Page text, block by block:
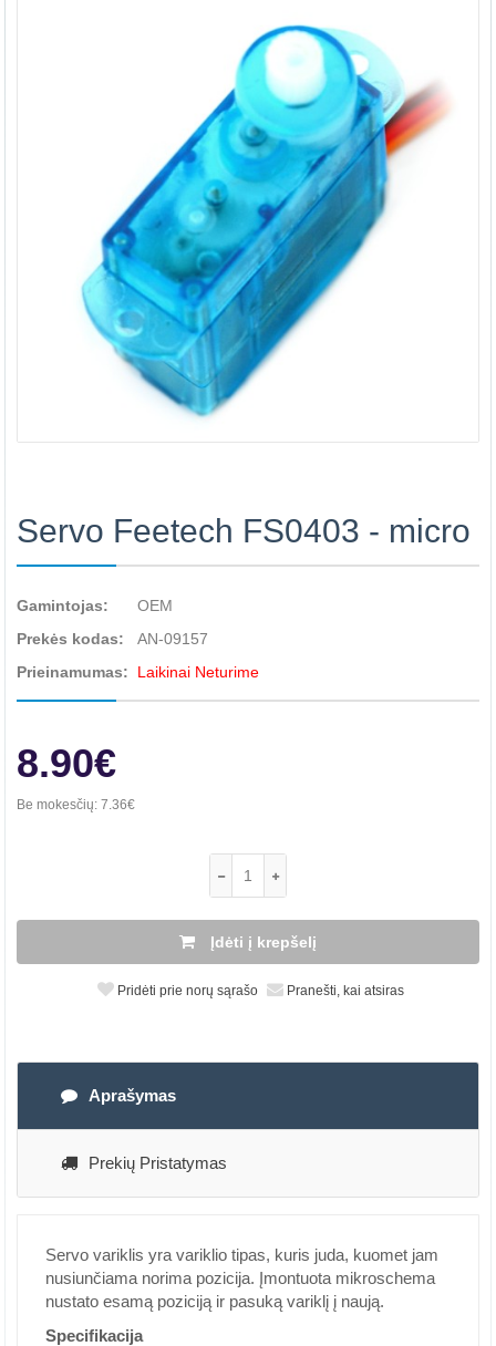
Servo Feetech FS0403 - micro
Gamintojas:
OEM
Prekės kodas:
AN-09157
Prieinamumas:
Laikinai Neturime
8.90€
Be mokesčių: 7.36€
Įdėti į krepšelį
Pridėti prie norų sąrašo Pranešti, kai atsiras
Aprašymas
Prekių Pristatymas
Servo variklis yra variklio tipas, kuris juda, kuomet jam
nusiunčiama norima pozicija. Įmontuota mikroschema
nustato esamą poziciją ir pasuką variklį į naują.
Specifikacija